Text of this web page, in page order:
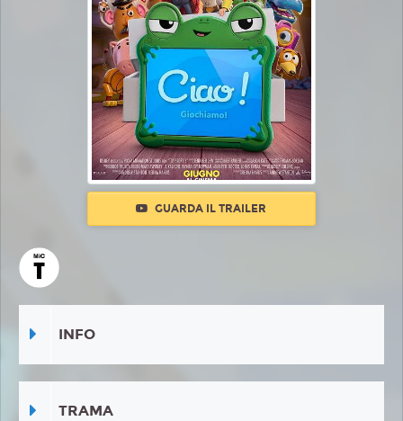
GUARDA IL TRAILER
INFO
TRAMA